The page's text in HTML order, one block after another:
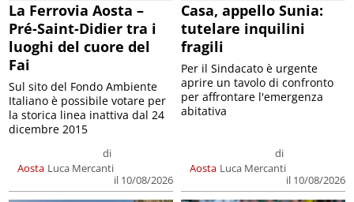
La Ferrovia Aosta –
Pré-Saint-Didier tra i
luoghi del cuore del
Fai
Aosta
di
Luca Mercanti
il 10/08/2026
Sul sito del Fondo Ambiente
Italiano è possibile votare per
la storica linea inattiva dal 24
dicembre 2015
Casa, appello Sunia:
tutelare inquilini
fragili
Aosta
di
Luca Mercanti
il 10/08/2026
Per il Sindacato è urgente
aprire un tavolo di confronto
per affrontare l'emergenza
abitativa